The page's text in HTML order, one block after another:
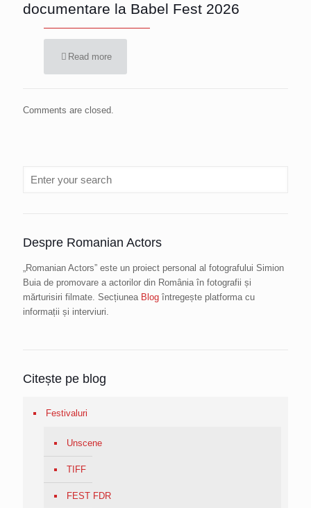
documentare la Babel Fest 2026
Read more
Comments are closed.
Despre Romanian Actors
„Romanian Actors” este un proiect personal al fotografului Simion
Buia de promovare a actorilor din România în fotografii și
mărturisiri filmate. Secțiunea Blog întregește platforma cu
informații și interviuri.
Citește pe blog
Festivaluri
Unscene
TIFF
FEST FDR